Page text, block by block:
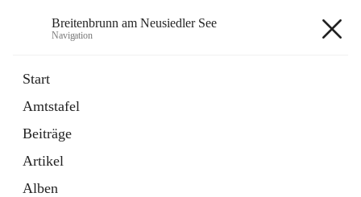
Breitenbrunn am Neusiedler See
Navigation
Start
Amtstafel
Beiträge
Artikel
Alben
18 Schnellzugriffe
Gemeindeservice